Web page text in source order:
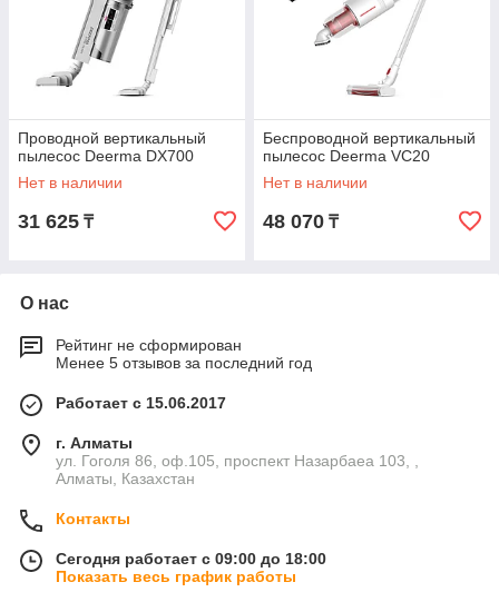
Проводной вертикальный
пылесос Deerma DX700
Нет в наличии
31 625 ₸
Беспроводной вертикальный
пылесос Deerma VC20
Нет в наличии
48 070 ₸
О нас
Рейтинг не сформирован
Менее 5 отзывов за последний год
Работает с 15.06.2017
г. Алматы
ул. Гоголя 86, оф.105, проспект Назарбаеа 103, ,
Алматы, Казахстан
Контакты
Сегодня работает с 09:00 до 18:00
Показать весь график работы